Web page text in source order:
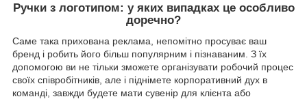
Ручки з логотипом: у яких випадках це особливо
доречно?
Саме така прихована реклама, непомітно просуває ваш
бренд і робить його більш популярним і пізнаваним. З їх
допомогою ви не тільки зможете організувати робочий процес
своїх співробітників, але і піднімете корпоративний дух в
команді, завжди будете мати сувенір для клієнта або